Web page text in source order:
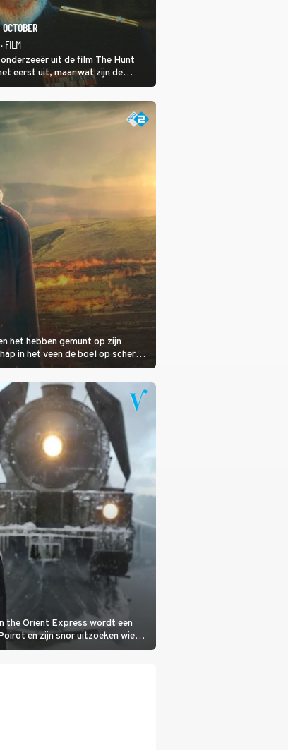
· FILM
uit de film The Hunt
eerst uit, maar wat zijn de
Ramius?
het hebben gemunt op zijn
in het veen de boel op scherp
voelen.
the Orient Express wordt een
en zijn snor uitzoeken wie